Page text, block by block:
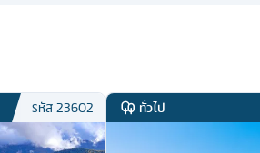
รหัส23602 ทั่วไป